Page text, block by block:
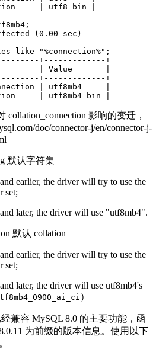
| utf8_bin |
(0.00 sec)
like "%connection%";
+-------------+
| Value       |
+-------------+
| utf8mb4     |
collation_connection 影响的变迁，
doc/connector-j/en/connector-j-
默认字符集
earlier, the driver will try to use the
set;
later, the driver will use "utf8mb4".
默认 collation
earlier, the driver will try to use the
set;
later, the driver will use utf8mb4's
）
兼容 MySQL 8.0 的主要功能，函
为前缀的版本信息。使用以下